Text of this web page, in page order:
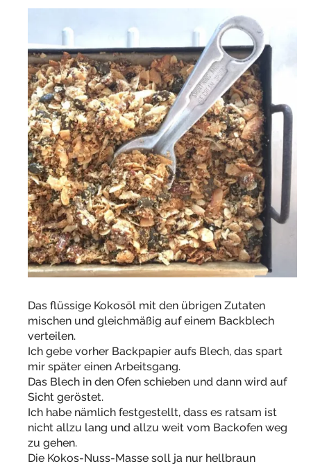
Das flüssige Kokosöl mit den übrigen Zutaten
mischen und gleichmäßig auf einem Backblech
verteilen.
Ich gebe vorher Backpapier aufs Blech, das spart
mir später einen Arbeitsgang.
Das Blech in den Ofen schieben und dann wird auf
Sicht geröstet.
Ich habe nämlich festgestellt, dass es ratsam ist
nicht allzu lang und allzu weit vom Backofen weg
zu gehen.
Die Kokos-Nuss-Masse soll ja nur hellbraun